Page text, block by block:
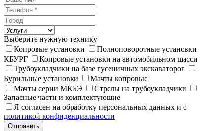
Выберите нужную технику
Копровые установки
Полноповоротные установки
КБУРГ
Копровые установки на автомобильном шасси
Трубоукладчики на базе гусеничных экскаваторов
Бурильные установки
Мачты копровые
Мачты серии МКБЭ
Стрелы на трубоукладчики
Запасные части и комплектующие
Я согласен на обработку персональных данных и с
политикой конфиденциальности
Отправить